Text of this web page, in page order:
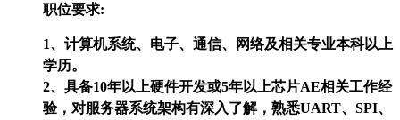
职位要求:
1、计算机系统、电子、通信、网络及相关专业本科以上
学历。
2、具备10年以上硬件开发或5年以上芯片AE相关工作经
验，对服务器系统架构有深入了解，熟悉UART、SPI、